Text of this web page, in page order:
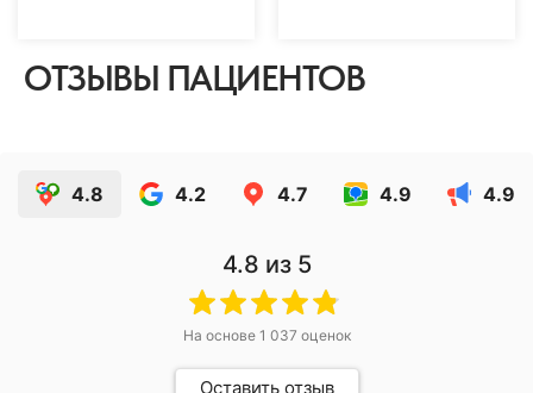
ОТЗЫВЫ ПАЦИЕНТОВ
4.8 4.2 4.7 4.9 4.9
4.8 из 5
На основе 1 037 оценок
Оставить отзыв